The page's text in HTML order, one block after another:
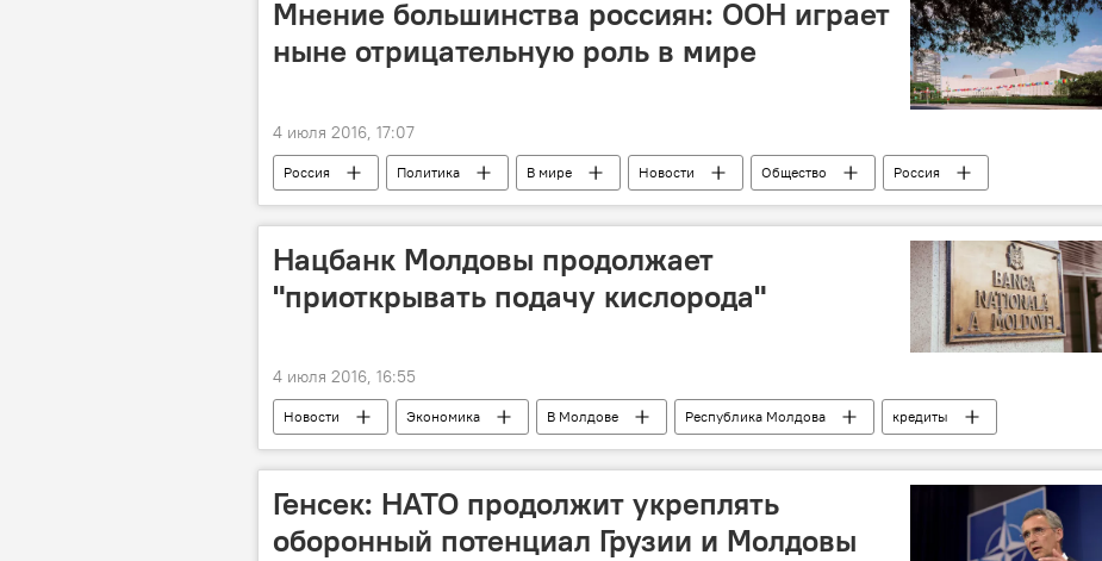
Мнение большинства россиян: ООН играет
ныне отрицательную роль в мире
4 июля 2016, 17:07
Россия Политика В мире Новости Общество
Россия
ООН
опрос
Нацбанк Молдовы продолжает
"приоткрывать подачу кислорода"
4 июля 2016, 16:55
Новости Экономика В Молдове Республика Молдова
кредиты
ставка рефинансирования
Национальный банк Молдовы
Генсек: НАТО продолжит укреплять
оборонный потенциал Грузии и Молдовы